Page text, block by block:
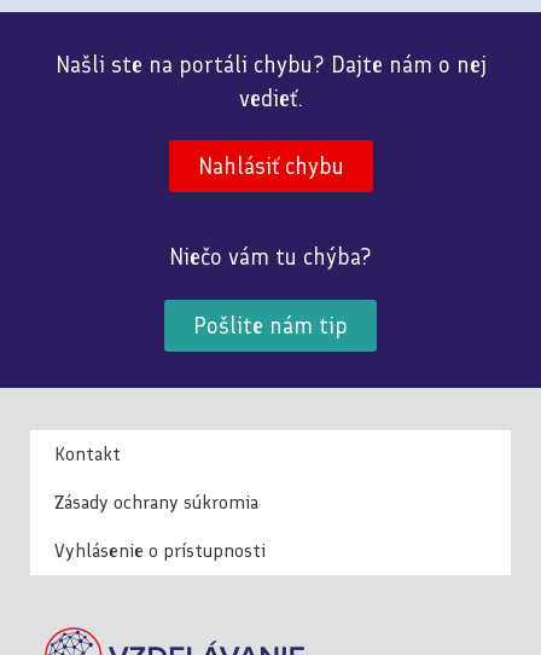
Našli ste na portáli chybu? Dajte nám o nej
vedieť.
Nahlásiť chybu
Niečo vám tu chýba?
Pošlite nám tip
Kontakt
Zásady ochrany súkromia
Vyhlásenie o prístupnosti